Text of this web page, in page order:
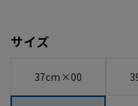
サイズ
37cm×00